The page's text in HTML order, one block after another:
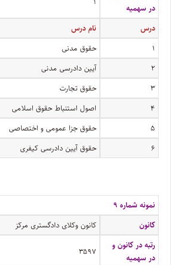
در سهمیه
درس
نام درس
۱
حقوق مدنی
۲
آیین دادرسی مدنی
۳
حقوق تجارت
۴
اصول استنباط حقوق اسلامی
۵
حقوق جزا عمومی و اختصاصی
۶
حقوق آیین دادرسی کیفری
نمونه شماره ۹
کانون
کانون وکلای دادگستری مرکز
رتبه در کانون و
در سهمیه
۳۵۹۷